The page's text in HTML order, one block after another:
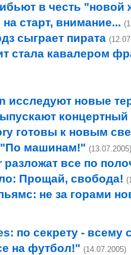
в честь "новой
на старт, внимание...
сыграет пирата
стала кавалером
исследуют новые
концертный
готовы к новым
"По машинам!" (13.07.2005)
разложат все по
Прощай, свобода!
не за горами
по секрету - всему
на футбол!" (14.07.2005)